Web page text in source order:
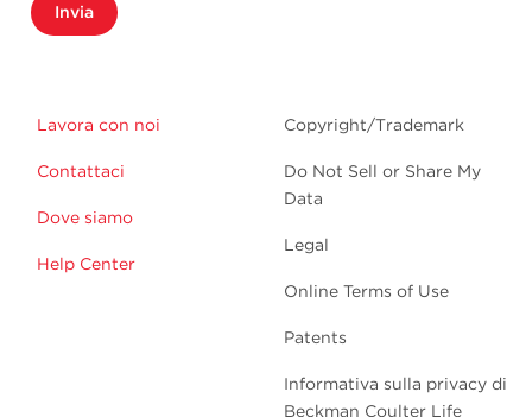
Invia
Lavora con noi
Contattaci
Dove siamo
Help Center
Copyright/Trademark
Do Not Sell or Share My
Data
Legal
Online Terms of Use
Patents
Informativa sulla privacy di
Beckman Coulter Life